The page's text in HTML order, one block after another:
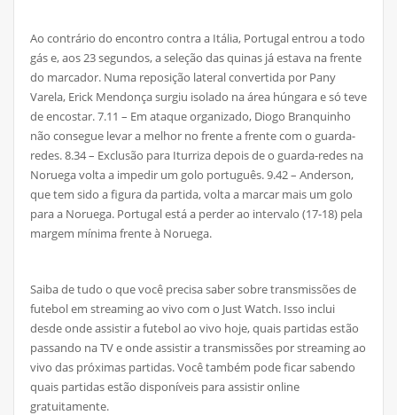
Ao contrário do encontro contra a Itália, Portugal entrou a todo
gás e, aos 23 segundos, a seleção das quinas já estava na frente
do marcador. Numa reposição lateral convertida por Pany
Varela, Erick Mendonça surgiu isolado na área húngara e só teve
de encostar. 7.11 – Em ataque organizado, Diogo Branquinho
não consegue levar a melhor no frente a frente com o guarda-
redes. 8.34 – Exclusão para Iturriza depois de o guarda-redes na
Noruega volta a impedir um golo português. 9.42 – Anderson,
que tem sido a figura da partida, volta a marcar mais um golo
para a Noruega. Portugal está a perder ao intervalo (17-18) pela
margem mínima frente à Noruega.
Saiba de tudo o que você precisa saber sobre transmissões de
futebol em streaming ao vivo com o Just Watch. Isso inclui
desde onde assistir a futebol ao vivo hoje, quais partidas estão
passando na TV e onde assistir a transmissões por streaming ao
vivo das próximas partidas. Você também pode ficar sabendo
quais partidas estão disponíveis para assistir online
gratuitamente.